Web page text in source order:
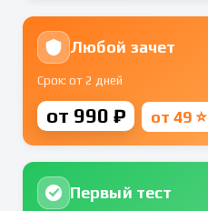
Любой зачет
Срок: от 2 дней
от 990 ₽ от 49 ⭐
Первый тест